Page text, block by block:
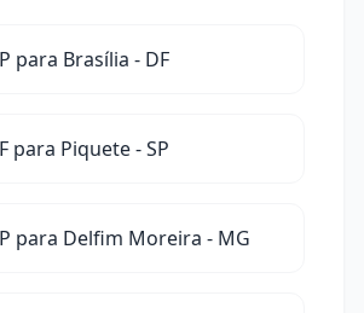
para Brasília - DF
para Piquete - SP
para Delfim Moreira - MG